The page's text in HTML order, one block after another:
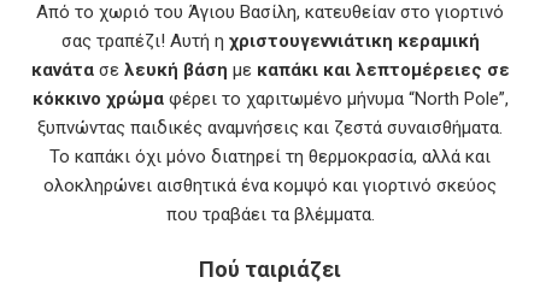
Από το χωριό του Άγιου Βασίλη, κατευθείαν στο γιορτινό
σας τραπέζι! Αυτή η χριστουγεννιάτικη κεραμική
κανάτασε λευκή βάση με καπάκι και λεπτομέρειες σε
κόκκινο χρώμαφέρει το χαριτωμένο μήνυμα “North Pole”,
ξυπνώντας παιδικές αναμνήσεις και ζεστά συναισθήματα.
Το καπάκι όχι μόνο διατηρεί τη θερμοκρασία, αλλά και
ολοκληρώνει αισθητικά ένα κομψό και γιορτινό σκεύος
που τραβάει τα βλέμματα.
Πού ταιριάζει